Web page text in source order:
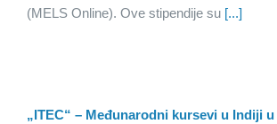
(MELS Online). Ove stipendije su [...]
„ITEC“ – Međunarodni kursevi u Indiji